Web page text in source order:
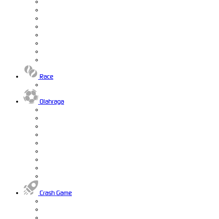
Race
Olahraga
Crash Game